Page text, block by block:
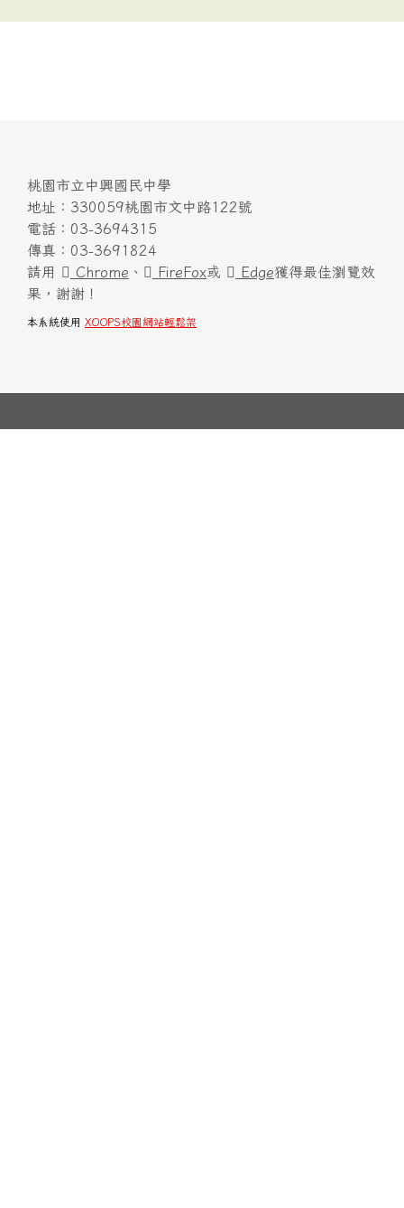
桃園市立中興國民中學
地址：330059桃園市文中路122號
電話：03-3694315
傳真：03-3691824
請用
Chrome 、 FireFox或 Edge獲得最佳瀏覽效
果，謝謝！
本系統使用 XOOPS校園網站輕鬆架